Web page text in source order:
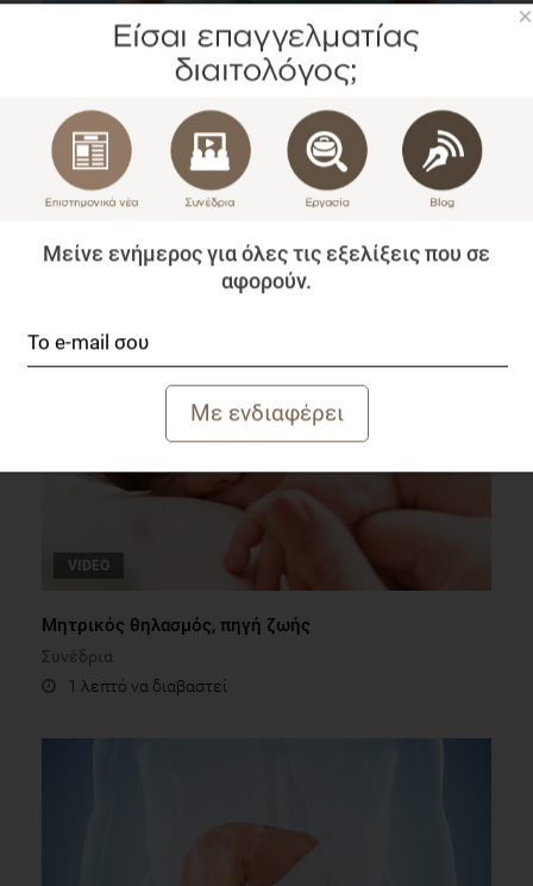
αύξηση της σωματικής δραστηριότητας
Επιστημονικά Νέα
VIDEO
Μητρικός θηλασμός, πηγή ζωής
Συνέδρια
1 λεπτό να διαβαστεί
×
Μείνε ενήμερος για όλες τις εξελίξεις που σε
αφορούν.